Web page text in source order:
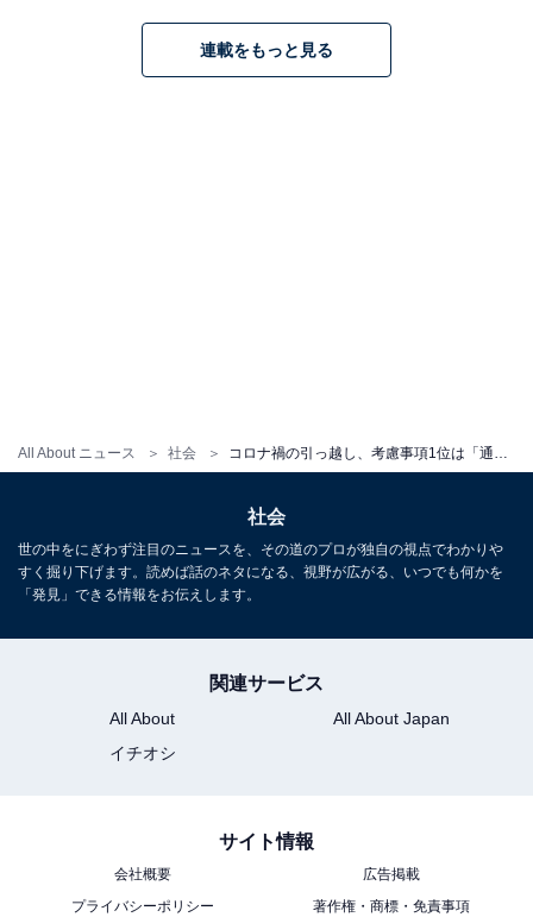
All About ニュース 社会
首都圏の「買って住みたい街（駅）」ランキング！ 3位
1 2
連載をもっと見る
社会
世の中をにぎわず注目のニュースを、その道のプロが独自の視点でわかりや
すく掘り下げます。読めば話のネタになる、視野が広がる、いつでも何かを
「発見」できる情報をお伝えします。
関連サービス
All About
All About Japan
イチオシ
サイト情報
会社概要
広告掲載
プライバシーポリシー
著作権・商標・免責事項